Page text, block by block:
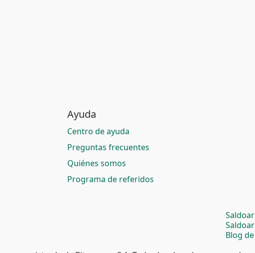
Ayuda
Centro de ayuda
Preguntas frecuentes
Quiénes somos
Programa de referidos
Blog